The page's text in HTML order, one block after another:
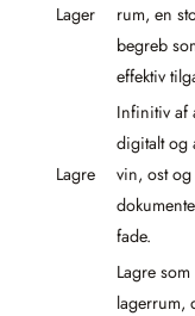
Lager
rum, en
begreb
effektiv
Lagre
Infinitiv af
digitalt og
vin, ost
fade.
Lagre
lagerrum,